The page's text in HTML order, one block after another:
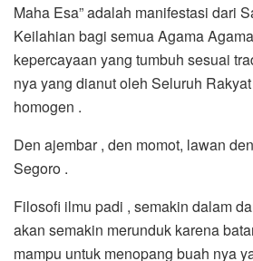
Maha Esa” adalah manifestasi dari
Keilahian bagi semua Agama
kepercayaan yang tumbuh sesuai
nya yang dianut oleh Seluruh
homogen .
Den ajembar , den momot, lawan
Segoro .
Filosofi ilmu padi , semakin dalam
akan semakin merunduk karena
mampu untuk menopang buah nya